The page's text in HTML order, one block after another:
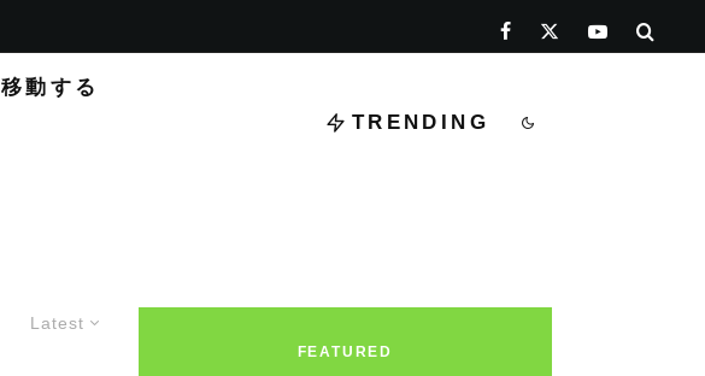
移動する
TRENDING
Latest
FEATURED